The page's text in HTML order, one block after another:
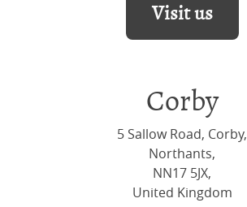
Visit us
Corby
5 Sallow Road, Corby,
Northants,
NN17 5JX,
United Kingdom